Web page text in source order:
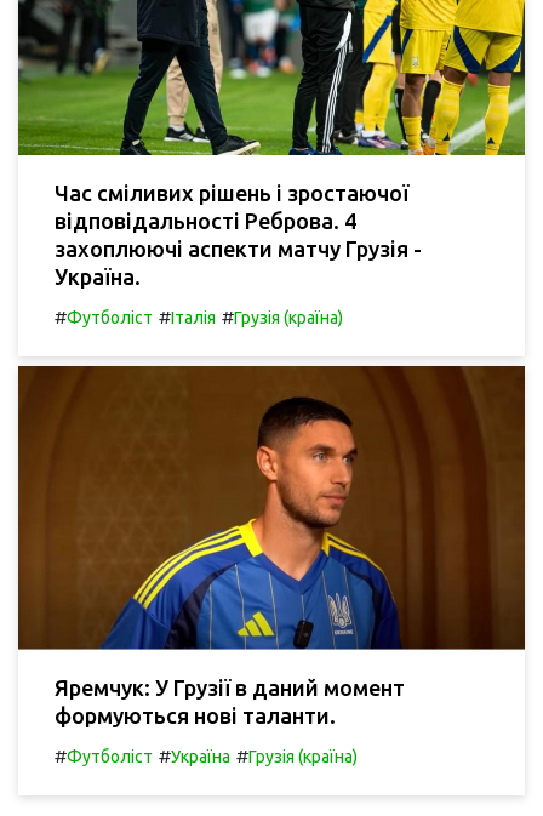
Час сміливих рішень і зростаючої
відповідальності Реброва. 4
захоплюючі аспекти матчу Грузія -
Україна.
#Футболіст #Італія #Грузія (країна)
Яремчук: У Грузії в даний момент
формуються нові таланти.
#Футболіст #Україна #Грузія (країна)